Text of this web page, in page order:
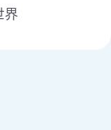
界